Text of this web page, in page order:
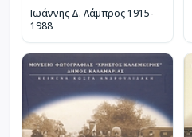
Ιωάννης Δ. Λάμπρος 1915-
1988